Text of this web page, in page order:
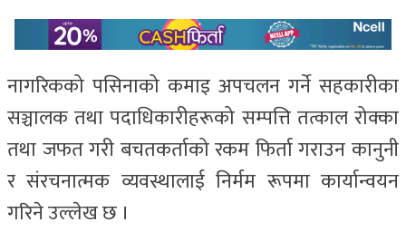
नागरिकको पसिनाको कमाइ अपचलन गर्ने सहकारीका
सञ्चालक तथा पदाधिकारीहरूको सम्पत्ति तत्काल रोक्का
तथा जफत गरी बचतकर्ताको रकम फिर्ता गराउन कानुनी
र संरचनात्मक व्यवस्थालाई निर्मम रूपमा कार्यान्वयन
गरिने उल्लेख छ ।